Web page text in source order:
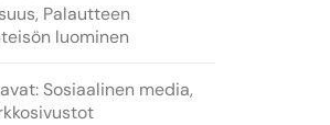
Palautteen
luominen
Sosiaalinen media,